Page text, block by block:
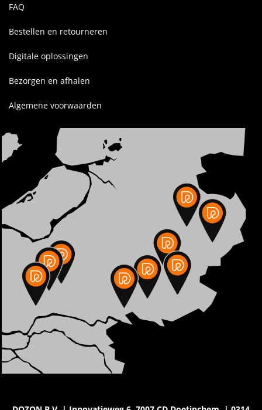
FAQ
Bestellen en retourneren
Digitale oplossingen
Bezorgen en afhalen
Algemene voorwaarden